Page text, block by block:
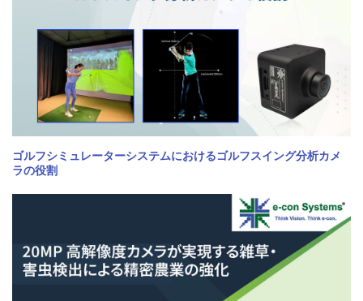
ゴルフシミュレーターシステムにおけるゴルフスイング分析カメ
ラの役割